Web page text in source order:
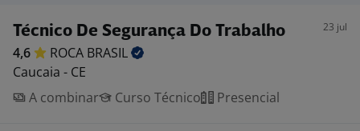
Técnico De Segurança Do Trabalho 23 jul
4,6 ROCA BRASIL
Caucaia - CE
A combinar
Curso Técnico Presencial